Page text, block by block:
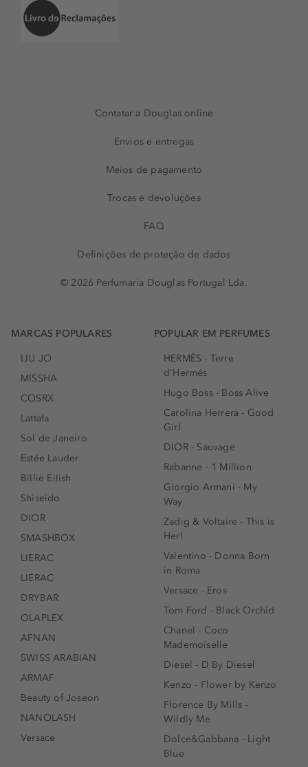
Contatar a Douglas online
Envios e entregas
Meios de pagamento
Trocas e devoluções
FAQ
Definições de proteção de dados
© 2026 Perfumaria Douglas Portugal Lda.
MARCAS POPULARES
LIU JO
MISSHA
COSRX
Lattafa
Sol de Janeiro
Estée Lauder
Billie Eilish
Shiseido
DIOR
SMASHBOX
LIERAC
LIERAC
DRYBAR
OLAPLEX
AFNAN
SWISS ARABIAN
ARMAF
Beauty of Joseon
NANOLASH
Versace
POPULAR EM PERFUMES
HERMÈS - Terre
d'Hermés
Hugo Boss - Boss Alive
Carolina Herrera - Good
Girl
DIOR - Sauvage
Rabanne - 1 Million
Giorgio Armani - My
Way
Zadig & Voltaire - This is
Her!
Valentino - Donna Born
in Roma
Versace - Eros
Tom Ford - Black Orchid
Chanel - Coco
Mademoiselle
Diesel - D By Diesel
Kenzo - Flower by Kenzo
Florence By Mills -
Wildly Me
Dolce&Gabbana - Light
Blue